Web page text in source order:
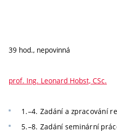
39 hod., nepovinná
prof. Ing. Leonard Hobst, CSc.
1.–4. Zadání a zpracování
5.–8. Zadání seminární